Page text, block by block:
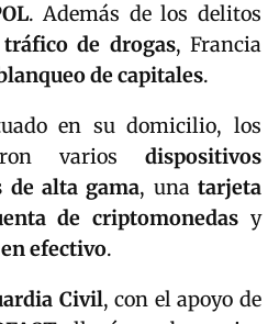
. Además de los delitos
tráfico de drogas, Francia
de capitales.
en su domicilio, los
varios dispositivos
de alta gama, unatarjeta
de criptomonedas y
efectivo.
Civil, con el apoyo de